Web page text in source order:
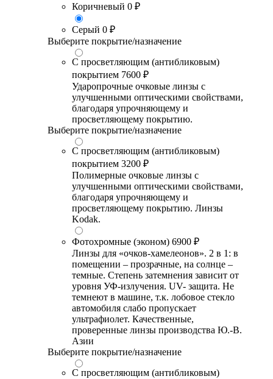
Коричневый 0 ₽
Серый 0 ₽
Выберите покрытие/назначение
С просветляющим (антибликовым)
покрытием 7600 ₽
Ударопрочные очковые линзы с
улучшенными оптическими свойствами,
благодаря упрочняющему и
просветляющему покрытию.
Выберите покрытие/назначение
С просветляющим (антибликовым)
покрытием 3200 ₽
Полимерные очковые линзы с
улучшенными оптическими свойствами,
благодаря упрочняющему и
просветляющему покрытию. Линзы
Kodak.
Фотохромные (эконом) 6900 ₽
Линзы для «очков-хамелеонов». 2 в 1: в
помещении – прозрачные, на солнце –
темные. Степень затемнения зависит от
уровня УФ-излучения. UV- защита. Не
темнеют в машине, т.к. лобовое стекло
автомобиля слабо пропускает
ультрафиолет. Качественные,
проверенные линзы производства Ю.-В.
Азии
Выберите покрытие/назначение
С просветляющим (антибликовым)